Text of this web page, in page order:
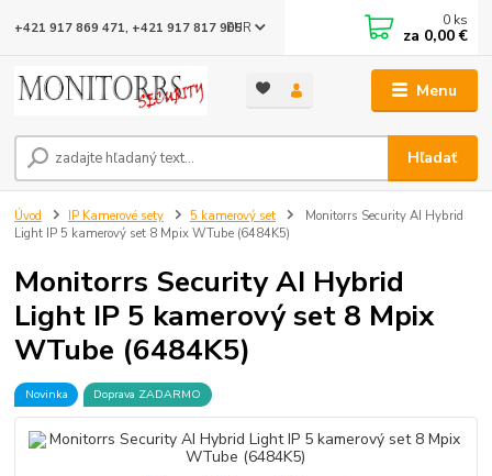
Menu
EUR
Hľadať
+421 917 869 471, +421 917 817 905 0 ks
za 0,00 €
Úvod IP Kamerové sety 5 kamerový set
Monitorrs Security AI Hybrid
Light IP 5 kamerový set 8 Mpix WTube (6484K5)
Monitorrs Security AI Hybrid
Light IP 5 kamerový set 8 Mpix
WTube (6484K5)
Novinka Doprava ZADARMO